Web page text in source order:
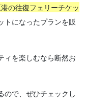
の往復フェリーチケッ
トになったプランを販
ィを楽しむなら断然お
ので、ぜひチェックし